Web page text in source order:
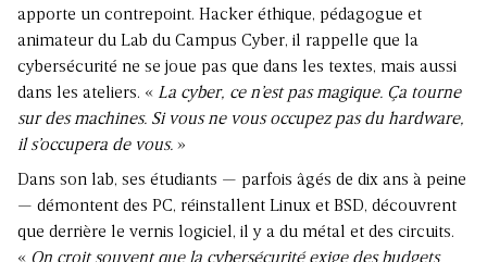
apporte un contrepoint. Hacker éthique, pédagogue et
animateur du Lab du Campus Cyber, il rappelle que la
cybersécurité ne se joue pas que dans les textes, mais aussi
dans les ateliers. « La cyber, ce n’est pas magique. Ça tourne
sur des machines. Si vous ne vous occupez pas du hardware,
il s’occupera de vous. »
Dans son lab, ses étudiants — parfois âgés de dix ans à peine
— démontent des PC, réinstallent Linux et BSD, découvrent
que derrière le vernis logiciel, il y a du métal et des circuits.